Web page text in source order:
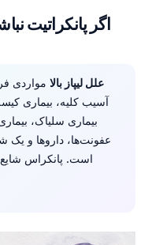
اگر پانکراتیت
علل لیپاز بالا مواردی
آسیب کلیه، بیماری
بیماری سلیاک،
عفونت‌ها، داروها و یک